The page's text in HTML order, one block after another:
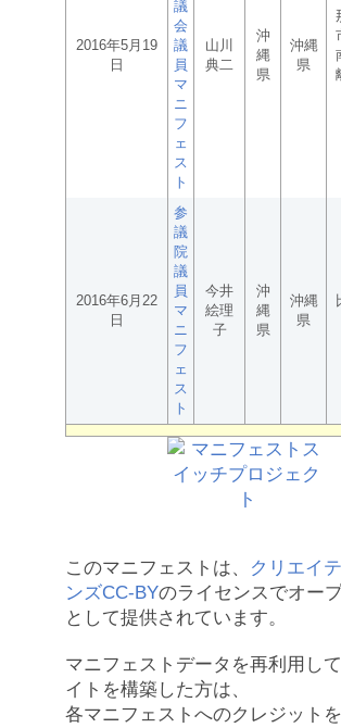
2016年5月19
日
議
会
議
員
マ
ニ
フ
ェ
ス
ト
山川
典二
沖
縄
県
沖縄
県
2016年6月22
日
参
議
院
議
員
マ
ニ
フ
ェ
ス
ト
今井
絵理
子
沖
縄
県
沖縄
県
このマニフェストは、
クリエイ
ンズCC-BYのライセンスでオー
として提供されています。
マニフェストデータを再利用し
イトを構築した方は、
各マニフェストへのクレジット